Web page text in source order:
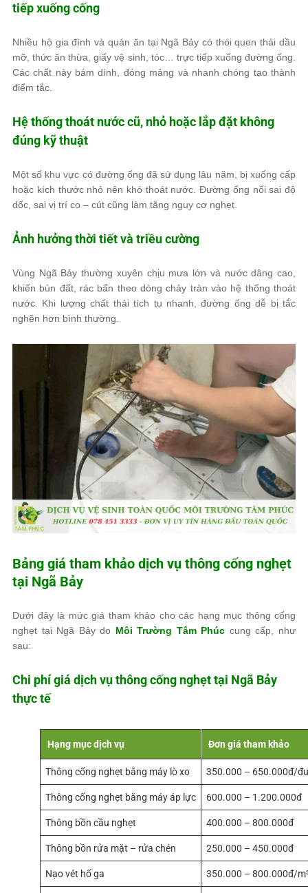
tiếp xuống cống
Nhiều hộ gia đình và quán ăn tại Ngã Bảy có thói quen thải dầu
mỡ, thức ăn thừa, giấy vệ sinh, tóc… trực tiếp xuống đường ống.
Các chất này bám dính, đóng mảng và nhanh chóng tạo thành
điểm tắc.
Hệ thống thoát nước cũ, nhỏ hoặc lắp đặt không
đúng kỹ thuật
Một số khu vực có đường ống đã sử dụng lâu năm, bị xuống cấp
hoặc kích thước nhỏ nên khó thoát nước. Đường ống nối sai độ
dốc, sai vị trí co – cút cũng làm tăng nguy cơ nghẹt.
Ảnh hưởng thời tiết và triều cường
Vùng Ngã Bảy thường xuyên chịu mưa lớn và nước dâng cao,
khiến bùn đất, rác bẩn theo dòng chảy tràn vào hệ thống thoát
nước. Khi lượng chất thải tích tụ nhanh, đường ống dễ bị tắc
nghẽn hơn bình thường.
Bảng giá tham khảo dịch vụ thông cống nghẹt
tại Ngã Bảy
Dưới đây là mức giá tham khảo cho các hạng mục thông cống
nghẹt tại Ngã Bảy do Môi Trường Tâm Phúc cung cấp, như
sau:
Chi phí giá dịch vụ thông cống nghẹt tại Ngã Bảy
thực tế
Hạng mục dịch vụ Đơn giá tham khảo
Thông cống nghẹt bằng máy lò xo 350.000 – 650.000đ/
Thông cống nghẹt bằng máy áp lực 600.000 – 1.200.000đ
Thông bồn cầu nghẹt 400.000 – 800.000đ
Thông bồn rửa mặt – rửa chén 250.000 – 450.000đ
Nạo vét hố ga 350.000 – 800.000đ/